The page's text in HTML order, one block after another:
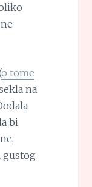
o tome
na
bi
gustog